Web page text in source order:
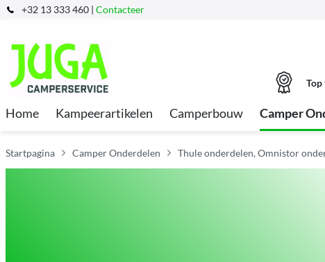
+32 13 333 460 | Contacteer
Home Kampeerartikelen Camperbouw Camper
Startpagina Camper Onderdelen Thule onderdelen, Omnistor